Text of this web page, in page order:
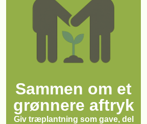
Sammen om et
grønnere aftryk
Giv træplantning som gave, del